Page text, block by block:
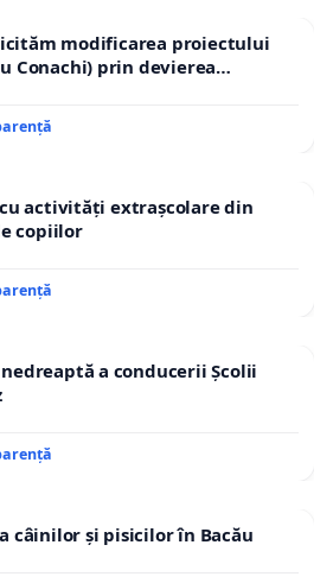
modificarea proiectului
Conachi) prin devierea
activități extrașcolare din
copiilor
a conducerii Școlii
câinilor și pisicilor în Bacău